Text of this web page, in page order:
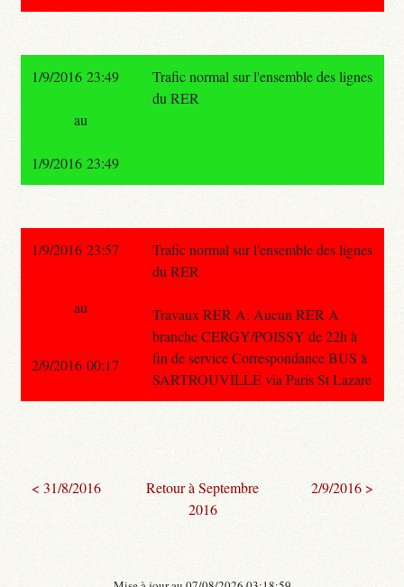
1/9/2016 23:49
Trafic normal sur l'ensemble des lignes
du RER
au
1/9/2016 23:49
1/9/2016 23:57
Trafic normal sur l'ensemble des lignes
du RER
Travaux RER A: Aucun RER A
branche CERGY/POISSY de 22h à
fin de service Correspondance BUS à
SARTROUVILLE via Paris St Lazare
au
2/9/2016 00:17
< 31/8/2016
Retour à Septembre
2016
2/9/2016 >